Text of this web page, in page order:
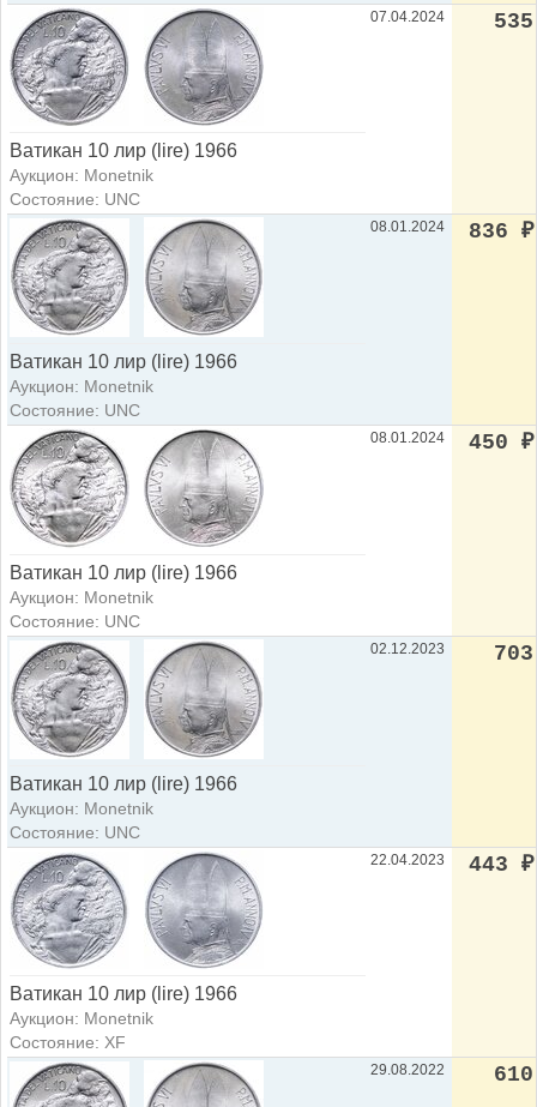
Ватикан 10 лир (lire) 1966
Аукцион: Monetnik
Состояние: UNC
07.04.2024 535
Ватикан 10 лир (lire) 1966
Аукцион: Monetnik
Состояние: UNC
08.01.2024 836 ₽
Ватикан 10 лир (lire) 1966
Аукцион: Monetnik
Состояние: UNC
08.01.2024 450 ₽
Ватикан 10 лир (lire) 1966
Аукцион: Monetnik
Состояние: UNC
02.12.2023 703
Ватикан 10 лир (lire) 1966
Аукцион: Monetnik
Состояние: XF
22.04.2023 443 ₽
29.08.2022 610